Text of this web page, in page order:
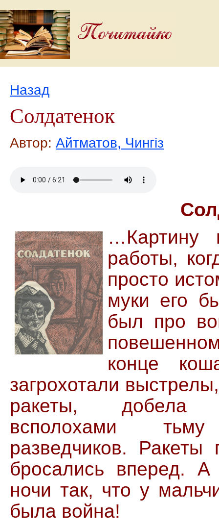
Назад
Солдатенок
Автор: Айтматов, Чингіз
…Картину
работы,
просто
муки его
был про
конце
загрохотали
ракеты, добела
всполохами
разведчиков. Ракеты
бросались вперед.
ночи так, что у
была война!